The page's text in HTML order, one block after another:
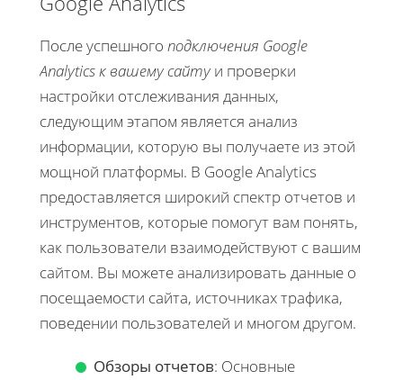
После успешного подключения Google
Analytics к вашему сайтуи проверки
настройки отслеживания данных,
следующим этапом является анализ
информации, которую вы получаете из этой
мощной платформы. В Google Analytics
предоставляется широкий спектр отчетов и
инструментов, которые помогут вам понять,
как пользователи взаимодействуют с вашим
сайтом. Вы можете анализировать данные о
посещаемости сайта, источниках трафика,
поведении пользователей и многом другом.
Обзоры отчетов: Основные